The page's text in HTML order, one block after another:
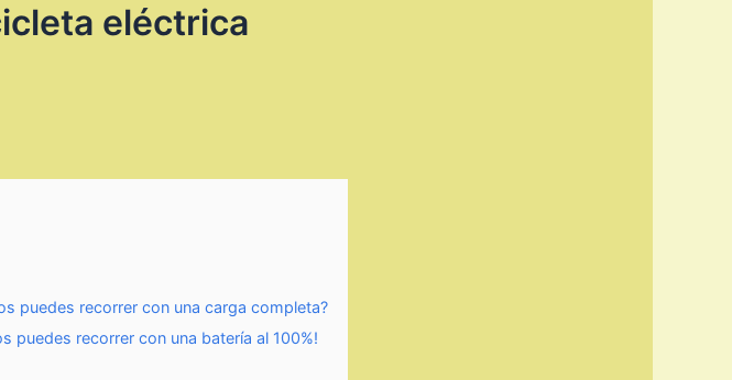
eléctrica
puedes recorrer con una carga completa?
puedes recorrer con una batería al 100%!